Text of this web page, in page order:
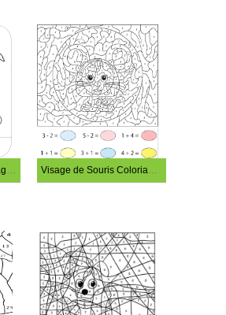
Mickey et Minnie Coloriage Magique Visage de Souris Coloriage Magique